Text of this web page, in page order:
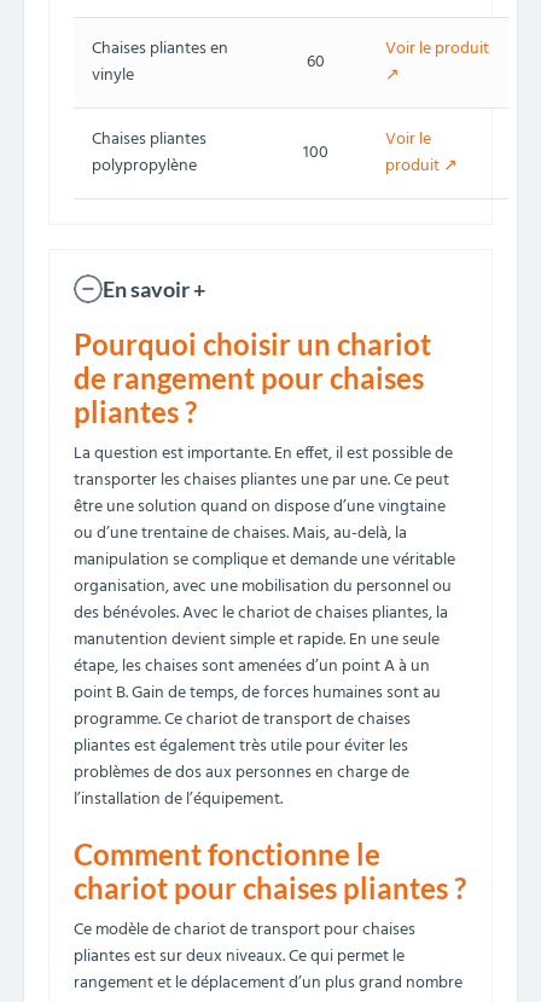
Chaises pliantes en
vinyle
60
Voir le produit
↗
Chaises pliantes
polypropylène
100
Voir le
produit ↗
En savoir +
Pourquoi choisir un chariot
de rangement pour chaises
pliantes ?
La question est importante. En effet, il est possible de
transporter les chaises pliantes une par une. Ce peut
être une solution quand on dispose d’une vingtaine
ou d’une trentaine de chaises. Mais, au-delà, la
manipulation se complique et demande une véritable
organisation, avec une mobilisation du personnel ou
des bénévoles. Avec le chariot de chaises pliantes, la
manutention devient simple et rapide. En une seule
étape, les chaises sont amenées d’un point A à un
point B. Gain de temps, de forces humaines sont au
programme. Ce chariot de transport de chaises
pliantes est également très utile pour éviter les
problèmes de dos aux personnes en charge de
l’installation de l’équipement.
Comment fonctionne le
chariot pour chaises pliantes ?
Ce modèle de chariot de transport pour chaises
pliantes est sur deux niveaux. Ce qui permet le
rangement et le déplacement d’un plus grand nombre